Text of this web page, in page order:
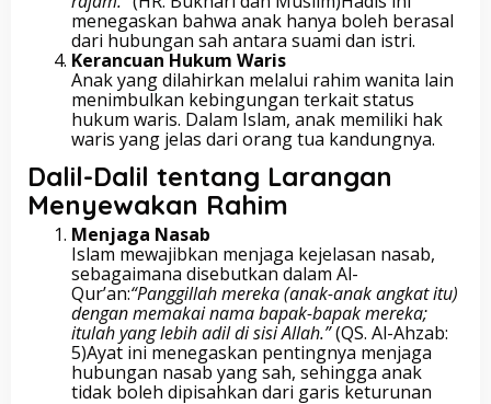
menegaskan bahwa anak hanya boleh berasal
dari hubungan sah antara suami dan istri.
Kerancuan Hukum Waris
Anak yang dilahirkan melalui rahim wanita lain
menimbulkan kebingungan terkait status
hukum waris. Dalam Islam, anak memiliki hak
waris yang jelas dari orang tua kandungnya.
Dalil-Dalil tentang Larangan
Menyewakan Rahim
Menjaga Nasab
Islam mewajibkan menjaga kejelasan nasab,
sebagaimana disebutkan dalam Al-
Qur’an:“Panggillah mereka (anak-anak angkat itu)
dengan memakai nama bapak-bapak mereka;
itulah yang lebih adil di sisi Allah.”(QS. Al-Ahzab:
5)Ayat ini menegaskan pentingnya menjaga
hubungan nasab yang sah, sehingga anak
tidak boleh dipisahkan dari garis keturunan